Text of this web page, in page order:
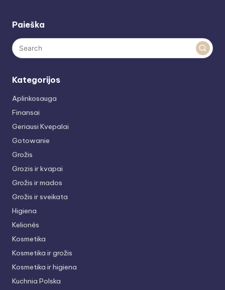
Paieška
Kategorijos
Aplinkosauga
Finansai
Geriausi Kvepalai
Gotowanie
Grožis
Grozis ir kvapai
Grožis ir mados
Grožis ir sveikata
Higiena
Kelionės
Kosmetika
Kosmetika ir grožis
Kosmetika ir higiena
Kuchnia Polska